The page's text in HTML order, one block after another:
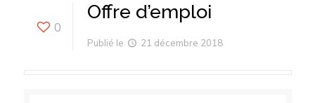
0
Offre d’emploi
Publié le 21 décembre 2018